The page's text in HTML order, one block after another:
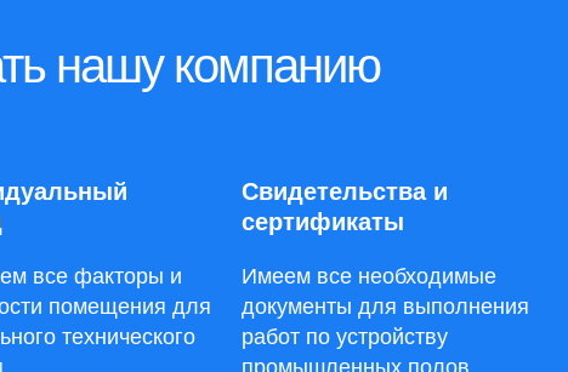
нашу компанию
все факторы и
помещения для
технического
Свидетельства и
сертификаты
Имеем все необходимые
документы для выполнения
работ по устройству
промышленных полов